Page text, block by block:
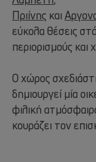
Πριίνης και
εύκολα θέσεις
περιορισμούς και
Ο χώρος
δημιουργεί μία
φιλική
κουράζει τον